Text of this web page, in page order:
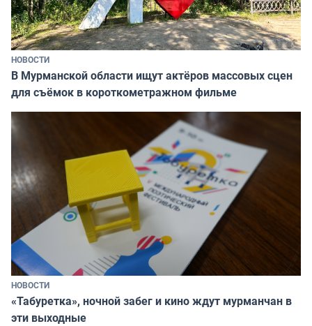
НОВОСТИ
В Мурманской области ищут актёров массовых сцен
для съёмок в короткометражном фильме
НОВОСТИ
«Табуретка», ночной забег и кино ждут мурманчан в
эти выходные